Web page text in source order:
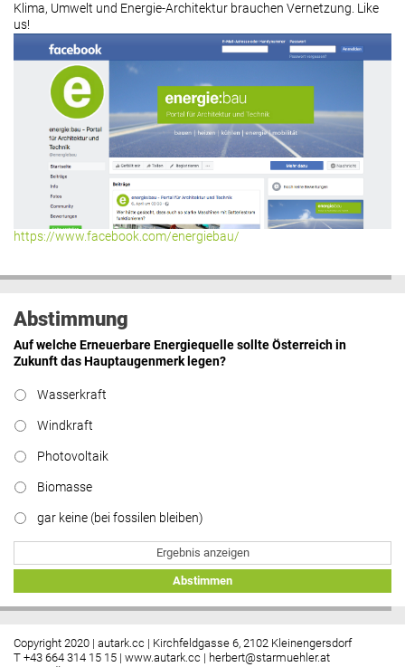
Klima, Umwelt und Energie-Architektur brauchen Vernetzung. Like
us!
https://www.facebook.com/energiebau/
Abstimmung
Auf welche Erneuerbare Energiequelle sollte Österreich in
Zukunft das Hauptaugenmerk legen?
Wasserkraft
Windkraft
Photovoltaik
Biomasse
gar keine (bei fossilen bleiben)
Ergebnis anzeigen
Abstimmen
Copyright 2020 | autark.cc | Kirchfeldgasse 6, 2102 Kleinengersdorf
T +43 664 314 15 15 | www.autark.cc | herbert@starmuehler.at